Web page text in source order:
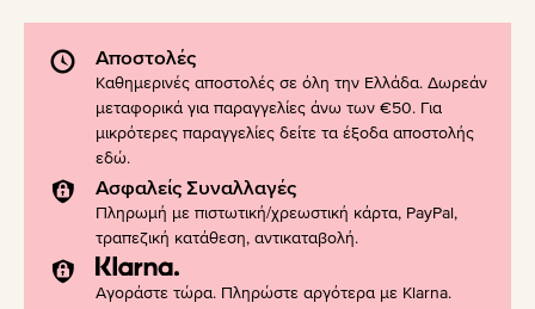
Αποστολές
Καθημερινές αποστολές σε όλη την Ελλάδα. Δωρεάν
μεταφορικά για παραγγελίες άνω των €50. Για
μικρότερες παραγγελίες δείτε τα έξοδα αποστολής
εδώ.
Ασφαλείς Συναλλαγές
Πληρωμή με πιστωτική/χρεωστική κάρτα, PayPal,
τραπεζική κατάθεση, αντικαταβολή.
Αγοράστε τώρα. Πληρώστε αργότερα με Klarna.